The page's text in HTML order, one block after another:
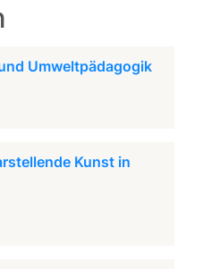
Umweltpädagogik
Kunst in